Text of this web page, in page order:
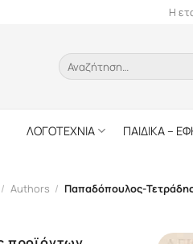
Η
Αναζήτηση
για:
ΛΟΓΟΤΕΧΝΙΑ ΠΑΙΔΙΚΑ –
/ Authors / Παπαδόπουλος-